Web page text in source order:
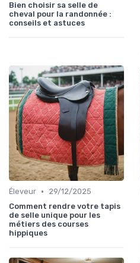
Bien choisir sa selle de
cheval pour la randonnée :
conseils et astuces
Éleveur •
29/12/2025
Comment rendre votre tapis
de selle unique pour les
métiers des courses
hippiques